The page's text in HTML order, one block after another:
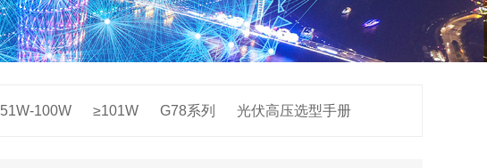
51W-100W ≥101W G78系列 光伏高压选型手册